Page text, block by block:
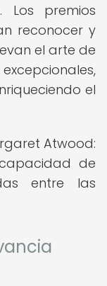
Los premios
reconocer y
el arte de
el
Atwood:
de
entre las